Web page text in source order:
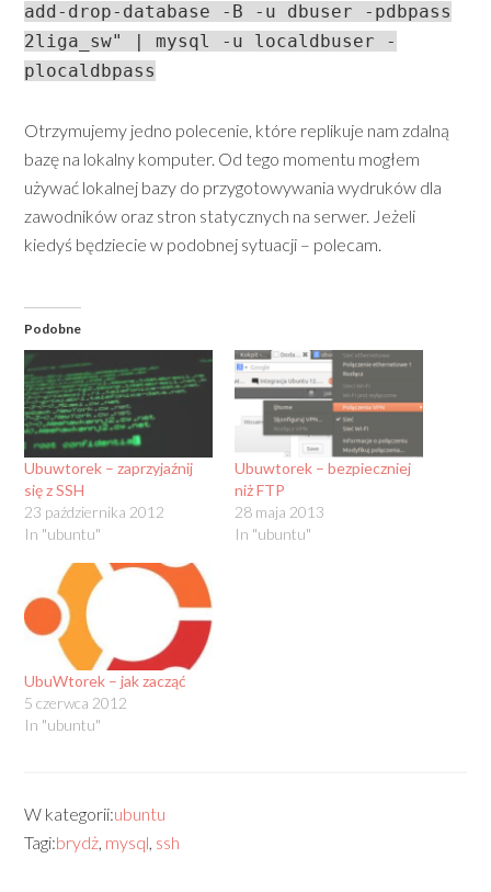
add-drop-database -B -u dbuser -pdbpass
2liga_sw" | mysql -u localdbuser -
plocaldbpass
Otrzymujemy jedno polecenie, które replikuje nam zdalną
bazę na lokalny komputer. Od tego momentu mogłem
używać lokalnej bazy do przygotowywania wydruków dla
zawodników oraz stron statycznych na serwer. Jeżeli
kiedyś będziecie w podobnej sytuacji – polecam.
Podobne
Ubuwtorek – zaprzyjaźnij
się z SSH
23 października 2012
In "ubuntu"
Ubuwtorek – bezpieczniej
niż FTP
28 maja 2013
In "ubuntu"
UbuWtorek – jak zacząć
5 czerwca 2012
In "ubuntu"
W kategorii:ubuntu
Tagi:brydż, mysql, ssh